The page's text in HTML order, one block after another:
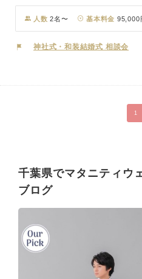
病平癒の他、物事の善悪を見分け
見山の山頂から一望できる君津市
社でございます。
人数 2名〜 基本料金 95,000
神社式・和装結婚式 相談会
1
千葉県でマタニティウ
ブログ